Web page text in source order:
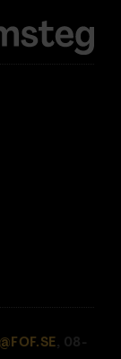
, 08-